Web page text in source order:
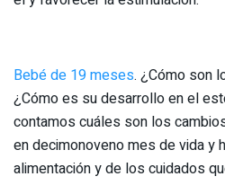
Bebé de 19 meses. ¿Cómo son
¿Cómo es su desarrollo en el
contamos cuáles son los
en decimonoveno mes de vida y
alimentación y de los cuidados